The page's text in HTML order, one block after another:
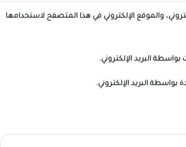
والموقع الإلكتروني في هذا المتصفح لاستخدامها
بواسطة البريد الإلكتروني.
بواسطة البريد الإلكتروني.